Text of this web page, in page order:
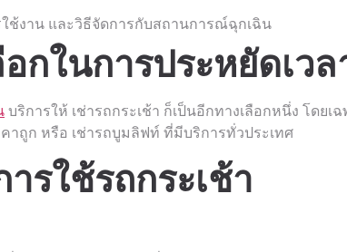
ช้งาน และวิธีจัดการกับสถานการณ์ฉุกเฉิน
อกในการประหยัดเว
บริการให้ เช่ารถกระเช้า ก็เป็นอีกทางเลือกหนึ่ง โดย
าถูก หรือ เช่ารถบูมลิฟท์ ที่มีบริการทั่วประเทศ
รใช้รถกระเช้า